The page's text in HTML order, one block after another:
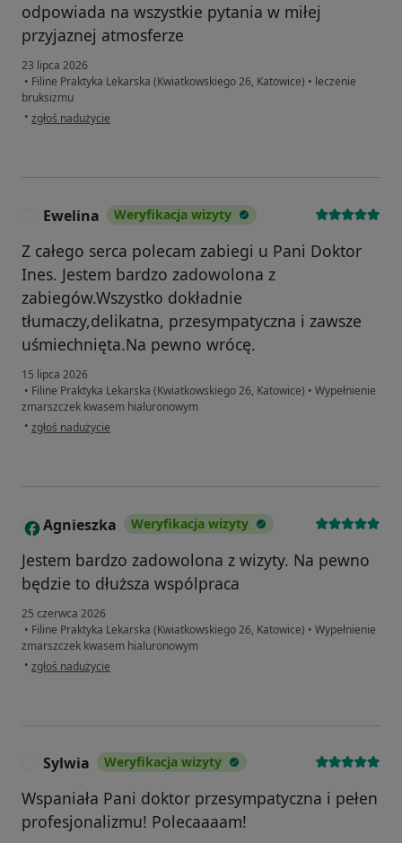
odpowiada na wszystkie pytania w miłej
przyjaznej atmosferze
23 lipca 2026
• Filine Praktyka Lekarska (Kwiatkowskiego 26, Katowice) • leczenie
bruksizmu
• w opinii użytkownika Jusi Brt
zgłoś nadużycie
Ewelina Weryfikacja wizyty
Z całego serca polecam zabiegi u Pani Doktor
Ines. Jestem bardzo zadowolona z
zabiegów.Wszystko dokładnie
tłumaczy,delikatna, przesympatyczna i zawsze
uśmiechnięta.Na pewno wrócę.
15 lipca 2026
• Filine Praktyka Lekarska (Kwiatkowskiego 26, Katowice) • Wypełnienie
zmarszczek kwasem hialuronowym
• w opinii użytkownika Ewelina
zgłoś nadużycie
A Agnieszka Weryfikacja wizyty
Jestem bardzo zadowolona z wizyty. Na pewno
będzie to dłuższa wspólpraca
25 czerwca 2026
• Filine Praktyka Lekarska (Kwiatkowskiego 26, Katowice) • Wypełnienie
zmarszczek kwasem hialuronowym
• w opinii użytkownika Agnieszka
zgłoś nadużycie
Sylwia Weryfikacja wizyty
Wspaniała Pani doktor przesympatyczna i pełen
profesjonalizmu! Polecaaaam!